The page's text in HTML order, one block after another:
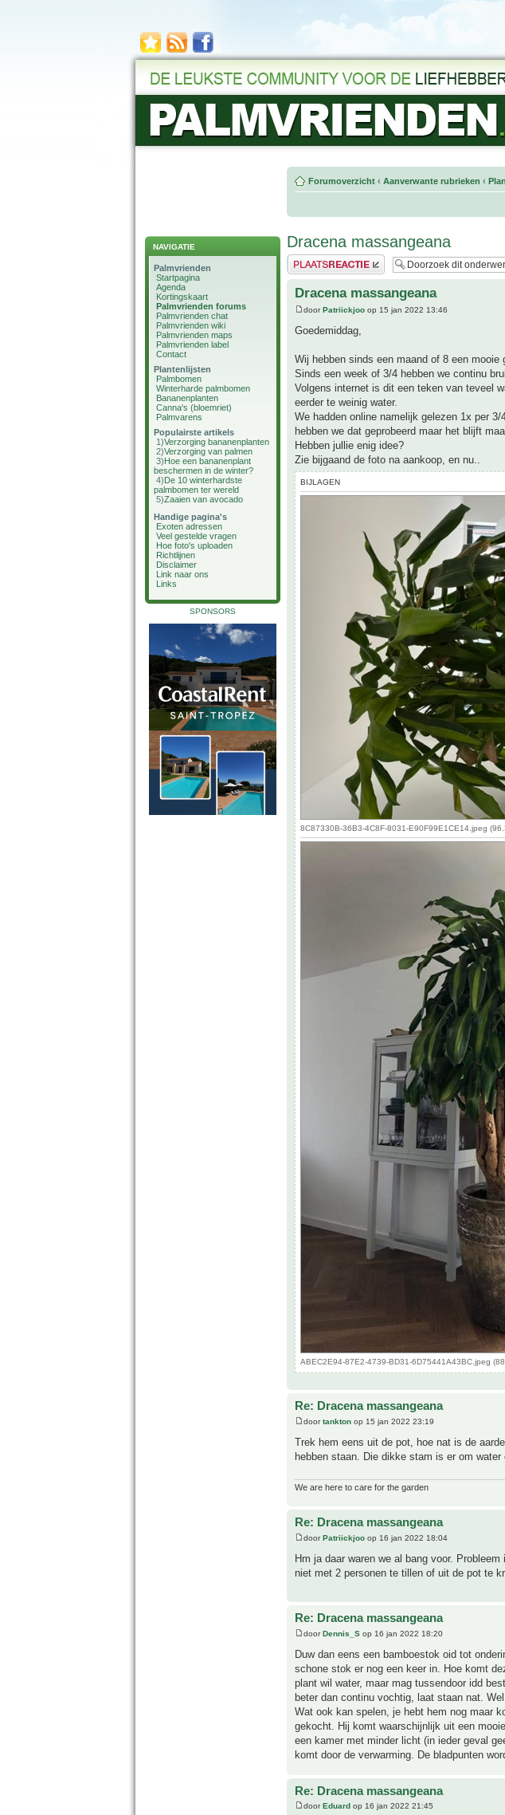
NAVIGATIE
Palmvrienden
Startpagina
Agenda
Kortingskaart
Palmvrienden forums
Palmvrienden chat
Palmvrienden wiki
Palmvrienden maps
Palmvrienden label
Contact
Plantenlijsten
Palmbomen
Winterharde palmbomen
Bananenplanten
Canna's (bloemriet)
Palmvarens
Populairste artikels
1)Verzorging bananenplanten
2)Verzorging van palmen
3)Hoe een bananenplant
beschermen in de winter?
4)De 10 winterhardste
palmbomen ter wereld
5)Zaaien van avocado
Handige pagina's
Exoten adressen
Veel gestelde vragen
Hoe foto's uploaden
Richtlijnen
Disclaimer
Link naar ons
Links
SPONSORS
Forumoverzicht ‹ Aanverwante rubrieken ‹
Dracena massangeana
Plaats een reactie
Dracena massangeana
doorPatriickjoo op 15 jan 2022 13:46
Goedemiddag,
Wij hebben sinds een maand of 8 een mooie
Sinds een week of 3/4 hebben we continu
Volgens internet is dit een teken van teveel
eerder te weinig water.
We hadden online namelijk gelezen 1x per
hebben we dat geprobeerd maar het blijft
Hebben jullie enig idee?
Zie bijgaand de foto na aankoop, en nu..
BIJLAGEN
8C87330B-36B3-4C8F-8031-E90F99E1CE14.jpeg
ABEC2E94-87E2-4739-BD31-6D75441A43BC.jpeg
Re: Dracena massangeana
doortankton op 15 jan 2022 23:19
Trek hem eens uit de pot, hoe nat is de
hebben staan. Die dikke stam is er om water
We are here to care for the garden
Re: Dracena massangeana
doorPatriickjoo op 16 jan 2022 18:04
Hm ja daar waren we al bang voor.
niet met 2 personen te tillen of uit de pot te
Re: Dracena massangeana
doorDennis_S op 16 jan 2022 18:20
Duw dan eens een bamboestok oid tot
schone stok er nog een keer in. Hoe komt
plant wil water, maar mag tussendoor idd
beter dan continu vochtig, laat staan nat.
Wat ook kan spelen, je hebt hem nog maar
gekocht. Hij komt waarschijnlijk uit een
een kamer met minder licht (in ieder geval
komt door de verwarming. De bladpunten
Re: Dracena massangeana
doorEduard op 16 jan 2022 21:45